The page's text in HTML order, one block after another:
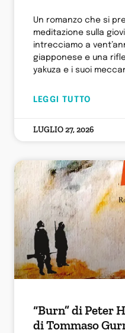
Un romanzo che si
meditazione sulla
intrecciamo a
giapponese e una
yakuza e i suoi
LEGGI TUTTO
LUGLIO 27, 2026
“Burn” di Peter
di Tommaso